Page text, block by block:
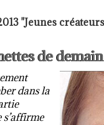
"Jeunes
de demain
dans la
s’affirme